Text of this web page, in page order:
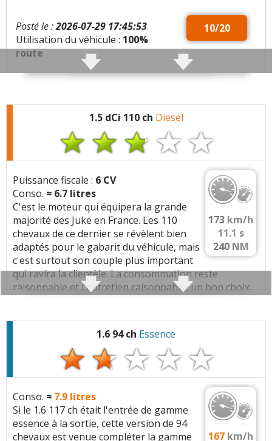
10/20
Posté le :2026-07-29 17:45:53
Utilisation du véhicule : 100%
route
monter les trotoires (mais très dure). Bonne bouille.
Moteur avec énormément de couple et sobre.
Défauts :Globalement, voiture pas fiable, à éviter
comme occasion.
Pas de protections radiateur et intercooler
Enorme angle mort en raison du retroviseur et du
montant de porte
Boucle ceinture qui tombe et on est obligé de sortir
la chercher derriere, un détail tres penible.
Tout est inaccessible au niveau du moteur; filtre
huile, filtre gazole, filtre habitacle.
Le démarreur est caché par le berceau, vous ne
trouverez aucune vidéo de changement de
démarreur;mongaragiste a du devisser les supports
methode est d'enlever le bouclier et les radiateurs , 1
jour de travail. C'est parfaitement scandaleux.
Nissan ne vend pas de pièces de rechanges,
certaines pièces sont introuvables (capteur
temperature evaporateur)
Consommation moyenne :5.5l
1.5 dCi 110 ch Diesel
173 km/h
11.1 s
240 NM
Puissance fiscale : 6 CV
Conso. ≈ 6.7 litres
C'est le moteur qui équipera la grande
majorité des Juke en France. Les 110
chevaux de ce dernier se révèlent bien
adaptés pour le gabarit du véhicule, mais
c'est surtout son couple plus important
qui ravira la clientèle. La consommation reste
raisonnable et l'entretien raisonnable, un bon choix.
correspondante pour en savoir plus.
Couple moteur qui arrive tôt (1750t/min ) favorisant
une consommation réduite.
Caractéristiques techniques :
Moteur :
1.6 94 ch Essence
167 km/h
Conso. ≈ 7.9 litres
Si le 1.6 117 ch était l'entrée de gamme
essence à la sortie, cette version de 94
chevaux est venue compléter la gamme